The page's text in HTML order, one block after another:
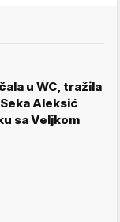
u WC, tražila
Aleksić
sa Veljkom